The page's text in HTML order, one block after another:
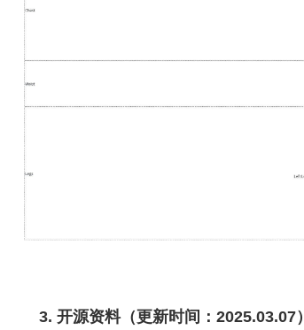
3. 开源资料（更新时间：2025.03.07）